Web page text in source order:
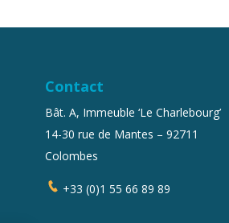
Contact
Bât. A, Immeuble ‘Le Charlebourg’
14-30 rue de Mantes – 92711
Colombes
+33 (0)1 55 66 89 89